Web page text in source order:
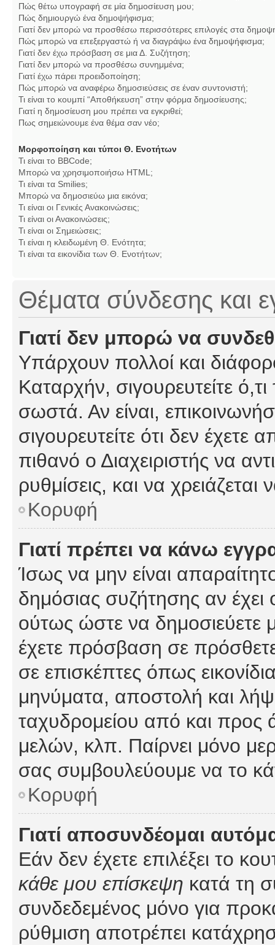
Πώς θέτω υπογραφή σε μία δημοσίευση μου;
Πώς δημιουργώ ένα δημοψήφισμα;
Γιατί δεν μπορώ να προσθέσω περισσότερες επιλογές στα
Πώς μπορώ να επεξεργαστώ ή να διαγράψω ένα δημοψήφισμα;
Γιατί δεν έχω πρόσβαση σε μια Δ. Συζήτηση;
Γιατί δεν μπορώ να προσθέσω συνημμένα;
Γιατί έχω πάρει προειδοποίηση;
Πώς μπορώ να αναφέρω δημοσιεύσεις σε έναν συντονιστή;
Τι είναι το κουμπί “Αποθήκευση” στην φόρμα δημοσίευσης;
Γιατί η δημοσίευση μου πρέπει να εγκριθεί;
Πως σημειώνουμε ένα θέμα σαν νέο;
Μορφοποίηση και τύποι Θ. Ενοτήτων
Τι είναι το BBCode;
Μπορώ να χρησιμοποιήσω HTML;
Τι είναι τα Smilies;
Μπορώ να δημοσιεύω μια εικόνα;
Τι είναι οι Γενικές Ανακοινώσεις;
Τι είναι οι Ανακοινώσεις;
Τι είναι οι Σημειώσεις;
Τι είναι η κλειδωμένη Θ. Ενότητα;
Τι είναι τα εικονίδια των Θ. Ενοτήτων;
Θέματα σύνδεσης και
Γιατί δεν μπορώ να
Υπάρχουν πολλοί και
Καταρχήν, σιγουρευτείτε
σωστά. Αν είναι,
σιγουρευτείτε ότι δεν έχετε
πιθανό ο Διαχειριστής να
ρυθμίσεις, και να χρειάζεται
Κορυφή
Γιατί πρέπει να κάνω
Ίσως να μην είναι
δημόσιας συζήτησης αν έχει
ούτως ώστε να δημοσιεύετε
έχετε πρόσβαση σε
σε επισκέπτες όπως
μηνύματα, αποστολή και
ταχυδρομείου από και προς
μελών, κλπ. Παίρνει μόνο
σας συμβουλεύουμε να το
Κορυφή
Γιατί αποσυνδέομαι
Εάν δεν έχετε επιλέξει το
κάθε μου επίσκεψη κατά τη
συνδεδεμένος μόνο για
ρύθμιση αποτρέπει